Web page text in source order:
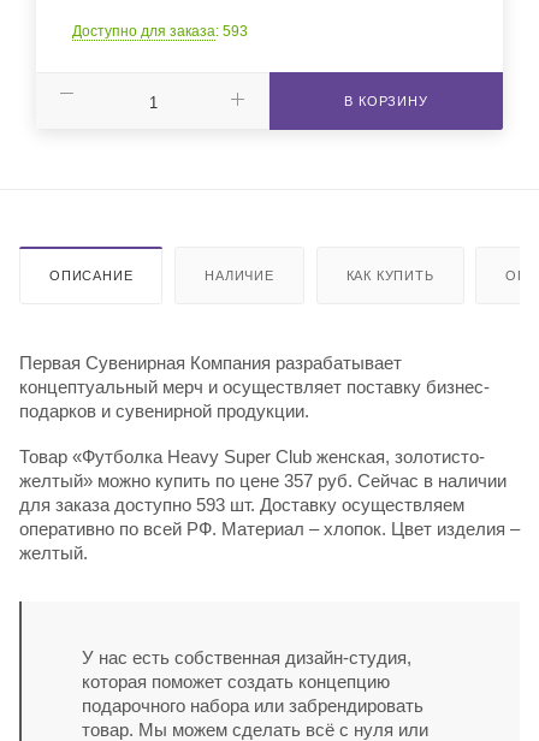
Доступно для заказа: 593
В КОРЗИНУ
ОПИСАНИЕ НАЛИЧИЕ КАК КУПИТЬ
Первая Сувенирная Компания разрабатывает
концептуальный мерч и осуществляет поставку бизнес-
подарков и сувенирной продукции.
Товар «Футболка Heavy Super Club женская, золотисто-
желтый» можно купить по цене 357 руб. Сейчас в наличии
для заказа доступно 593 шт. Доставку осуществляем
оперативно по всей РФ. Материал – хлопок. Цвет изделия –
желтый.
У нас есть собственная дизайн-студия,
которая поможет создать концепцию
подарочного набора или забрендировать
товар. Мы можем сделать всё с нуля или